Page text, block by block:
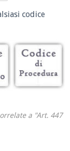
codice
a "Art. 447